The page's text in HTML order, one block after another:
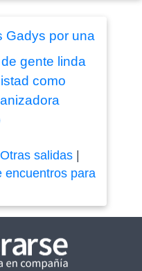
Gadys por una
gente linda
como
Otras salidas|
encuentros para